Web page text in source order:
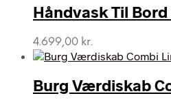
Håndvask Til
4.699,00 kr.
Burg Værdiskab